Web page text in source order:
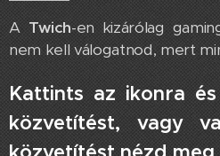
ATwich-en kizárólag
nem kell válogatnod, mert
Kattints az ikonra
közvetítést, vagy